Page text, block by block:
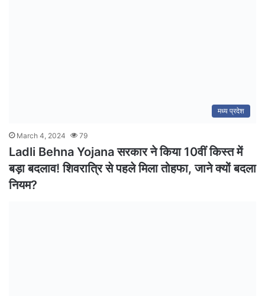
मध्य प्रदेश
March 4, 2024 79
Ladli Behna Yojana सरकार ने किया 10वीं किस्त में
बड़ा बदलाव! शिवरात्रि से पहले मिला तोहफा, जाने क्यों बदला
नियम?